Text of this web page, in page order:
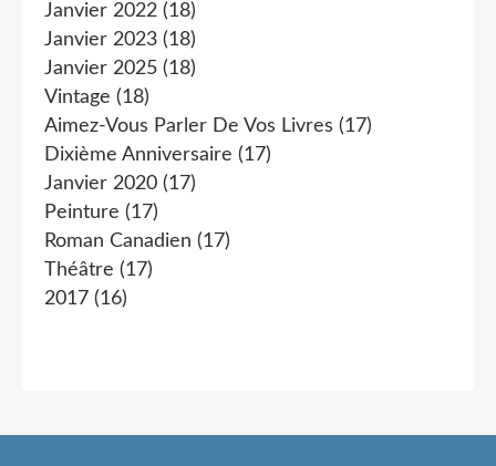
Janvier 2022 (18)
Janvier 2023 (18)
Janvier 2025 (18)
Vintage (18)
Aimez-Vous Parler De Vos Livres (17)
Dixième Anniversaire (17)
Janvier 2020 (17)
Peinture (17)
Roman Canadien (17)
Théâtre (17)
2017 (16)